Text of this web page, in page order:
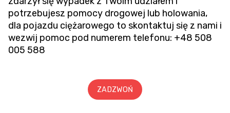
potrzebujesz pomocy drogowej lub holowania,
dla pojazdu ciężarowego to skontaktuj się z nami i
wezwij pomoc pod numerem telefonu: +48 508
005 588
ZADZWOŃ